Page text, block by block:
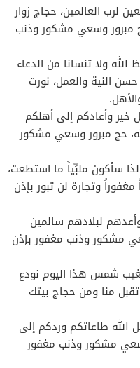
لرب العالمين، حجاج زوار
مبرور وسعي مشكور وذنب
الله ولا تنسانا من الدعاء
النية والعمل، نورت
خير وأعادكم إلى أهلكم
حج مبرور وسعي مشكور
سأكون ملبِّياً ما استطعت،
وتجارة لن تبور بإذن
لبلادهم سالمين
مشكور وذنب مغفور بإذن
مغيب شمس هذا اليوم نودع
تقبل منا ومن حجاج بيتك
الله طاعاتكم وردكم إلى
مشكور وذنب مغفور